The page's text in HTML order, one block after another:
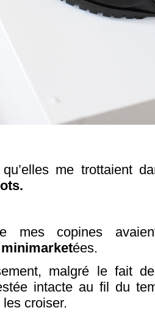
qu’elles me trottaient
mes copines
minimarketées.
malgré le fait
intacte au fil du
les croiser.